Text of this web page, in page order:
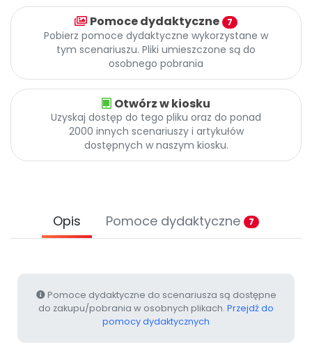
Archiwalne numery
Pomoc
PromocjePomoce dydaktyczne 7
Pobierz pomoce dydaktyczne wykorzystane w
tym scenariuszu. Pliki umieszczone są do
osobnego pobrania
Otwórz w kiosku
Uzyskaj dostęp do tego pliku oraz do ponad
2000 innych scenariuszy i artykułów
dostępnych w naszym kiosku.
Opis Pomoce dydaktyczne 7
Pomoce dydaktyczne do scenariusza są dostępne
do zakupu/pobrania w osobnych plikach. Przejdź do
pomocy dydaktycznych